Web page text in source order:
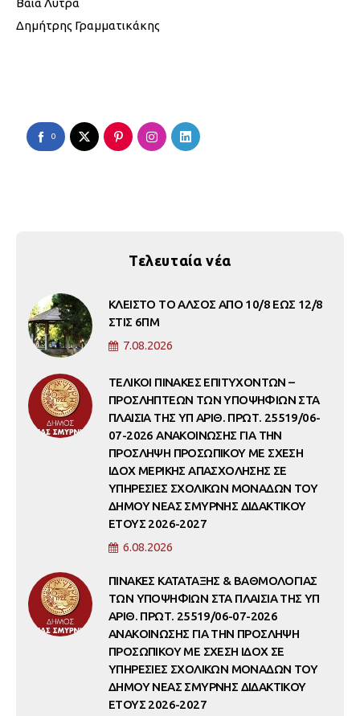
Βάια Λύτρα
Δημήτρης Γραμματικάκης
0
Τελευταία νέα
ΚΛΕΙΣΤΟ ΤΟ ΑΛΣΟΣ ΑΠΟ 10/8 ΕΩΣ 12/8
ΣΤΙΣ 6ΠΜ
7.08.2026
ΤΕΛΙΚΟΙ ΠΙΝΑΚΕΣ ΕΠΙΤΥΧΟΝΤΩΝ –
ΠΡΟΣΛΗΠΤΕΩΝ ΤΩΝ ΥΠΟΨΗΦΙΩΝ ΣΤΑ
ΠΛΑΙΣΙΑ ΤΗΣ ΥΠ ΑΡΙΘ. ΠΡΩΤ. 25519/06-
07-2026 ΑΝΑΚΟΙΝΩΣΗΣ ΓΙΑ ΤΗΝ
ΠΡΟΣΛΗΨΗ ΠΡΟΣΩΠΙΚΟΥ ΜΕ ΣΧΕΣΗ
ΙΔΟΧ ΜΕΡΙΚΗΣ ΑΠΑΣΧΟΛΗΣΗΣ ΣΕ
ΥΠΗΡΕΣΙΕΣ ΣΧΟΛΙΚΩΝ ΜΟΝΑΔΩΝ ΤΟΥ
ΔΗΜΟΥ ΝΕΑΣ ΣΜΥΡΝΗΣ ΔΙΔΑΚΤΙΚΟΥ
ΕΤΟΥΣ 2026-2027
6.08.2026
ΠΙΝΑΚΕΣ ΚΑΤΑΤΑΞΗΣ & ΒΑΘΜΟΛΟΓΙΑΣ
ΤΩΝ ΥΠΟΨΗΦΙΩΝ ΣΤΑ ΠΛΑΙΣΙΑ ΤΗΣ ΥΠ
ΑΡΙΘ. ΠΡΩΤ. 25519/06-07-2026
ΑΝΑΚΟΙΝΩΣΗΣ ΓΙΑ ΤΗΝ ΠΡΟΣΛΗΨΗ
ΠΡΟΣΩΠΙΚΟΥ ΜΕ ΣΧΕΣΗ ΙΔΟΧ ΣΕ
ΥΠΗΡΕΣΙΕΣ ΣΧΟΛΙΚΩΝ ΜΟΝΑΔΩΝ ΤΟΥ
ΔΗΜΟΥ ΝΕΑΣ ΣΜΥΡΝΗΣ ΔΙΔΑΚΤΙΚΟΥ
ΕΤΟΥΣ 2026-2027